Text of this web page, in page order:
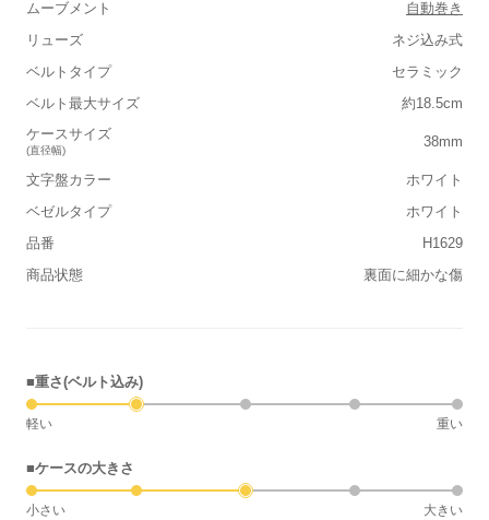
ムーブメント
自動巻き
リューズ
ネジ込み式
ベルトタイプ
セラミック
ベルト最大サイズ
約18.5cm
ケースサイズ
(直径幅)
38mm
文字盤カラー
ホワイト
ベゼルタイプ
ホワイト
品番
H1629
商品状態
裏面に細かな傷
■重さ(ベルト込み)
軽い 重い
■ケースの大きさ
小さい 大きい